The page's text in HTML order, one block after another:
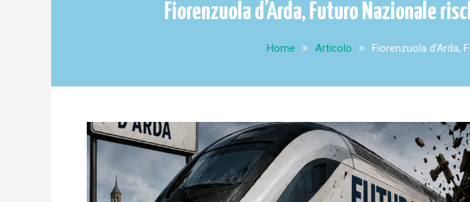
Fiorenzuola d’Arda, Futuro Nazionale
Home Articolo Fiorenzuola d’Arda,